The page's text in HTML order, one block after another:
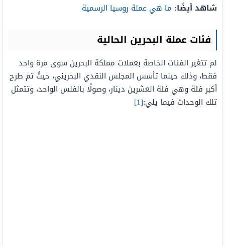
شاهد أيضًا: ما هي عملة روسيا الرسمية
فئات عملة البحرين الحالية
لم تتغير الفئات الخاصة بعملات مملكة البحرين سوى مرة واحد
فقط، وذلك حينما تأسس المجلس النقدي البحريني، حيثُ تم طرح
أكبر فئة وهي فئة العشرين دينار، وصولًا بالفلس الواحد، وتتمثل
تلك الوحدات فيما يلي:[1]